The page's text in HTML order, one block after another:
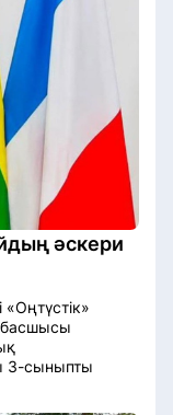
әскери
3-сыныпты